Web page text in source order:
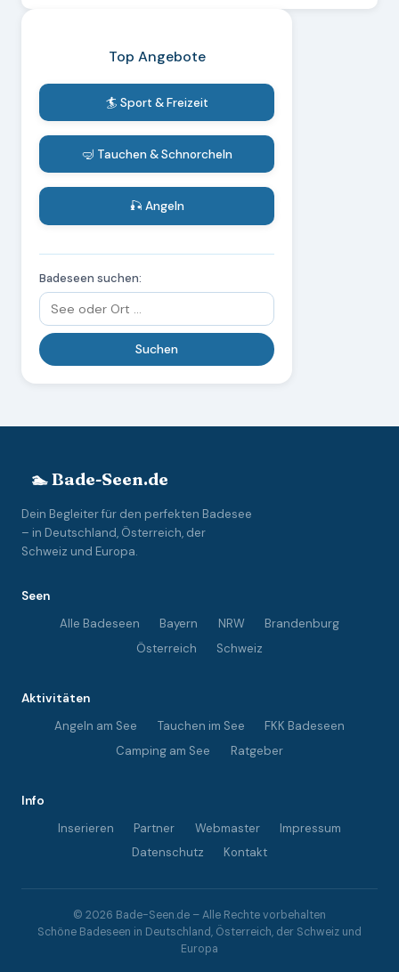
Top Angebote
🏄 Sport & Freizeit
🤿 Tauchen & Schnorcheln
🎣 Angeln
Badeseen suchen:
🏊 Bade-Seen.de
Dein Begleiter für den perfekten Badesee
– in Deutschland, Österreich, der
Schweiz und Europa.
Seen
Alle Badeseen
Bayern NRW
Brandenburg
Österreich
Schweiz
Aktivitäten
Angeln am See
Tauchen im See
FKK Badeseen
Camping am See
Ratgeber
Info
Inserieren
Partner Webmaster
Impressum
Datenschutz
Kontakt
© 2026 Bade-Seen.de – Alle Rechte vorbehalten
Schöne Badeseen in Deutschland, Österreich, der Schweiz und
Europa